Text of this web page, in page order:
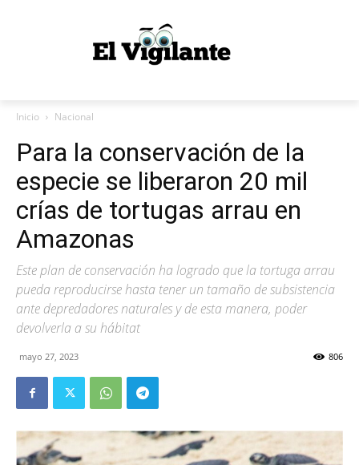
Inicio Nacional
Para la conservación de la
especie se liberaron 20 mil
crías de tortugas arrau en
Amazonas
Este plan de conservación ha logrado que la tortuga arrau
pueda reproducirse hasta tener un tamaño de subsistencia
ante depredadores naturales y de esta manera, poder
devolverla a su hábitat
mayo 27, 2023 806